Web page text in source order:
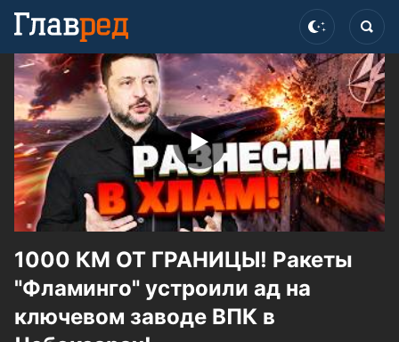
1000 КМ ОТ ГРАНИЦЫ! Ракеты
"Фламинго" устроили ад на
ключевом заводе ВПК в